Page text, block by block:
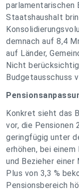
parlamentarischen
Staatshaushalt
demnach auf 8,4
auf Länder,
Nicht
Budgetausschuss
Konkret sieht das
vor, die Pensionen
geringfügig unter
erhöhen, bei
und Bezieher einer
Plus von 3,3 %
Pensionsbereich